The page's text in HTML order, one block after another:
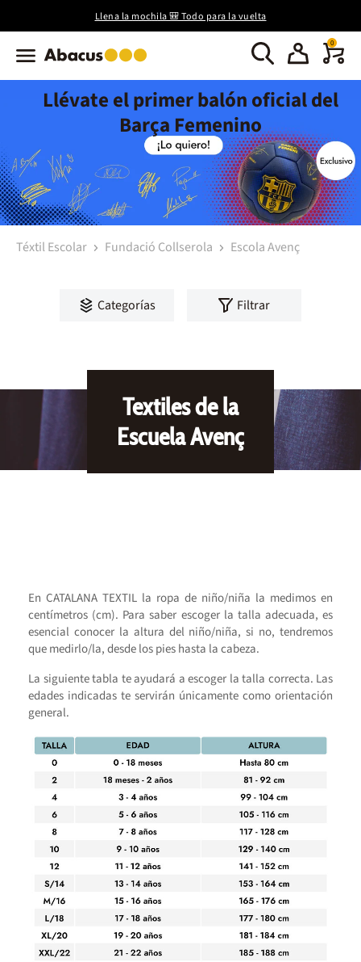
Llena la mochila 🎒 Todo para la vuelta
0
Llévate el primer balón oficial del
Barça Femenino
Téxtil Escolar Fundació Collserola Escola Avenç
Categorías Filtrar
Textiles de la
Escuela Avenç
En CATALANA TEXTIL la ropa de niño/niña la medimos en
centímetros (cm). Para saber escoger la talla adecuada, es
esencial conocer la altura del niño/niña, si no, tendremos
que medirlo/la, desde los pies hasta la cabeza.
La siguiente tabla te ayudará a escoger la talla correcta. Las
edades indicadas te servirán únicamente como orientación
general.